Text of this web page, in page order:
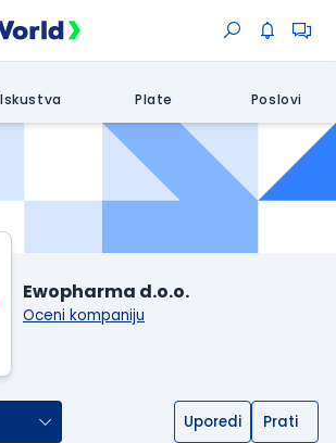
Iskustva Plate Poslovi
Ewopharma d.o.o.
Oceni kompaniju
Uporedi Prati